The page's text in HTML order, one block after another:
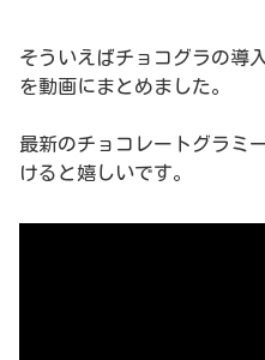
そういえばチョコグラの導
を動画にまとめました。
最新のチョコレートグラミ
けると嬉しいです。